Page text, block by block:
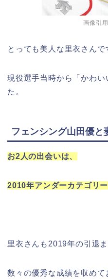
画像引
とっても美人な里衣さんで
現役選手当時から「かわ
た。
フェンシング山田優と
お2人の出会いは、
2010年アンダーカテゴリ
里衣さんも2019年の引退
数々の優秀な成績を収めて